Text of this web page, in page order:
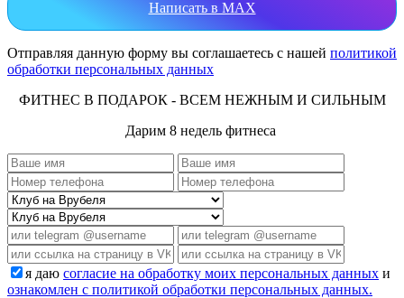
Написать в MAX
Отправляя данную форму вы соглашаетесь с нашей политикой
обработки персональных данных
ФИТНЕС В ПОДАРОК - ВСЕМ НЕЖНЫМ И СИЛЬНЫМ
Дарим 8 недель фитнеса
я даю согласие на обработку моих персональных данных и
ознакомлен с политикой обработки персональных данных.